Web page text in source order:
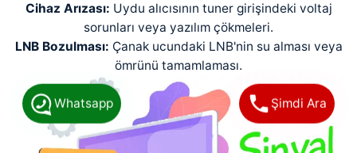
Cihaz Arızası: Uydu alıcısının tuner girişindeki voltaj
sorunları veya yazılım çökmeleri.
LNB Bozulması: Çanak ucundaki LNB'nin su alması veya
ömrünü tamamlaması.
Şimdi Ara
Whatsapp